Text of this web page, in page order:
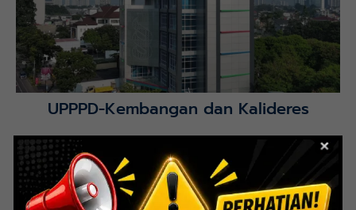
UPPPD-Kembangan dan Kalideres
Lihat Detail Proyek